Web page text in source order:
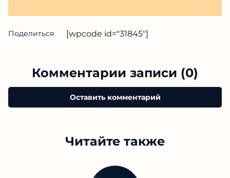
Поделиться [wpcode id="31845"]
Комментарии записи (0)
Оставить комментарий
Читайте также